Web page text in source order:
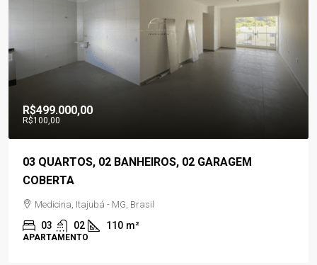
R$560.000,00
03 QUARTOS, 02 BANHEIROS, ÁREA GOURMET, 02
VAGAS DE GARAGENS
Residencial Jardim Panorama, Piranguinho - MG, Brasil
03 02 150 m²
CASA